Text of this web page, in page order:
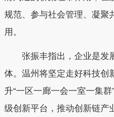
规范、参与社会管理、凝聚
用。
张振丰指出，企业是发
体。温州将坚定走好科技创
升“一区一廊一会一室一集
级创新平台，推动创新链产